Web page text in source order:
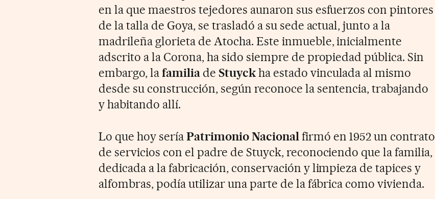
en la que maestros tejedores aunaron sus esfuerzos con pintores
de la talla de Goya, se trasladó a su sede actual, junto a la
madrileña glorieta de Atocha. Este inmueble, inicialmente
adscrito a la Corona, ha sido siempre de propiedad pública. Sin
embargo, lafamiliade Stuyckha estado vinculada al mismo
desde su construcción, según reconoce la sentencia, trabajando
y habitando allí.
Lo que hoy seríaPatrimonioNacionalfirmó en 1952 un contrato
de servicios con el padre de Stuyck, reconociendo que la familia,
dedicada a la fabricación, conservación y limpieza de tapices y
alfombras, podía utilizar una parte de la fábrica como vivienda.